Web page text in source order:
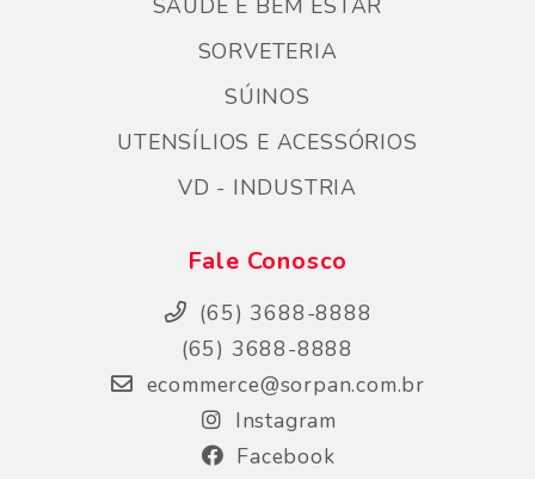
SAUDE E BEM ESTAR
SORVETERIA
SÚINOS
UTENSÍLIOS E ACESSÓRIOS
VD - INDUSTRIA
Fale Conosco
(65) 3688-8888
(65) 3688-8888
ecommerce@sorpan.com.br
Instagram
Facebook